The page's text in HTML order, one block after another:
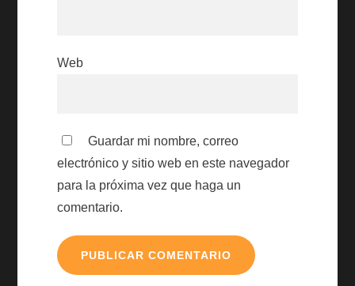
Web
Guardar mi nombre, correo
electrónico y sitio web en este navegador
para la próxima vez que haga un
comentario.